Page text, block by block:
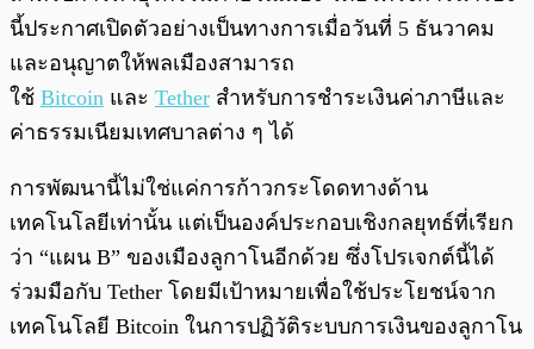
นี้ประกาศเปิดตัวอย่างเป็นทางการเมื่อวันที่ 5 ธันวาคม
และอนุญาตให้พลเมืองสามารถ
ใช้ Bitcoin และ Tether สำหรับการชำระเงินค่าภาษีและ
ค่าธรรมเนียมเทศบาลต่าง ๆ ได้
การพัฒนานี้ไม่ใช่แค่การก้าวกระโดดทางด้าน
เทคโนโลยีเท่านั้น แต่เป็นองค์ประกอบเชิงกลยุทธ์ที่เรียก
ว่า “แผน B” ของเมืองลูกาโนอีกด้วย ซึ่งโปรเจกต์นี้ได้
ร่วมมือกับ Tether โดยมีเป้าหมายเพื่อใช้ประโยชน์จาก
เทคโนโลยี Bitcoin ในการปฏิวัติระบบการเงินของลูกาโน